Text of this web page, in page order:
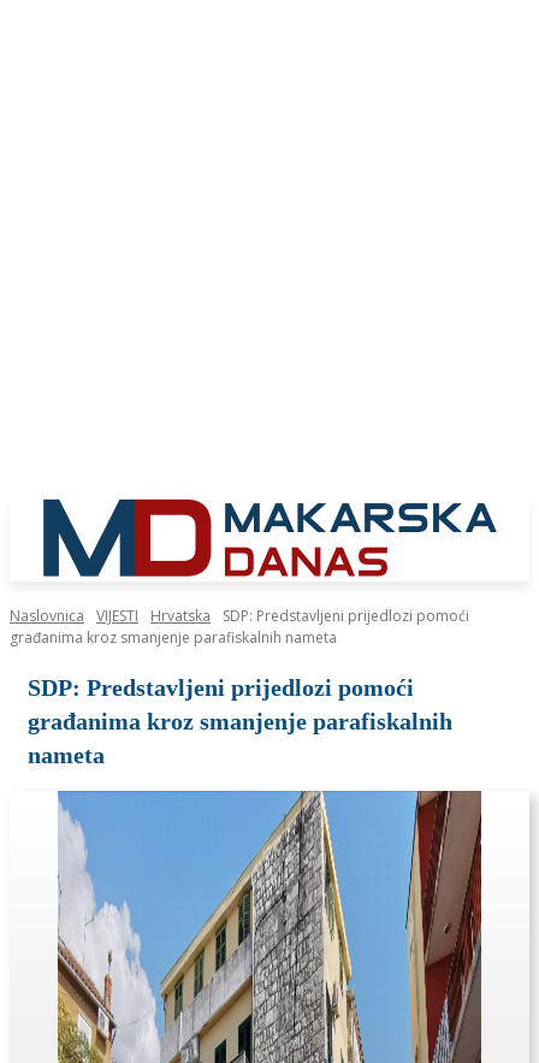
Naslovnica VIJESTI Hrvatska
SDP: Predstavljeni prijedlozi pomoći
građanima kroz smanjenje parafiskalnih nameta
SDP: Predstavljeni prijedlozi pomoći
građanima kroz smanjenje parafiskalnih
nameta